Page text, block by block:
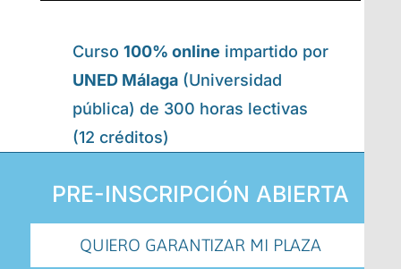
Curso 100% online impartido por
UNED Málaga(Universidad
pública) de 300 horas lectivas
(12 créditos)
PRE-INSCRIPCIÓN ABIERTA
QUIERO GARANTIZAR MI PLAZA